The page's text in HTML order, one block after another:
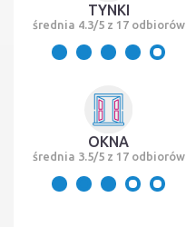
TYNKI
średnia 4.3/5 z 17 odbiorów
OKNA
średnia 3.5/5 z 17 odbiorów